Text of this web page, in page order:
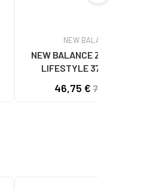
NEW BALANCE
NEW BALANCE ZAPATILLAS
LIFESTYLE 373V2 CON
46,75 €70,00 €